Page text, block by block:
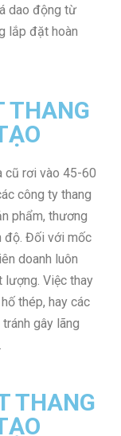
dao động từ
lắp đặt hoàn
THANG
cũ rơi vào 45-60
công ty thang
phẩm, thương
độ. Đối với mốc
doanh luôn
Việc thay
thép, hay các
gây lãng
THANG